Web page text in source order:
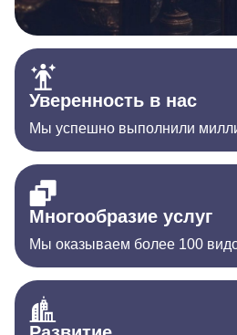
Уверенность в нас
Мы успешно выполнили
Многообразие услуг
Мы оказываем более 100